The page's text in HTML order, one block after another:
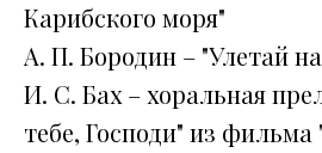
Карибского моря"
А. П. Бородин – "Улетай
И. С. Бах – хоральная
тебе, Господи" из фильма